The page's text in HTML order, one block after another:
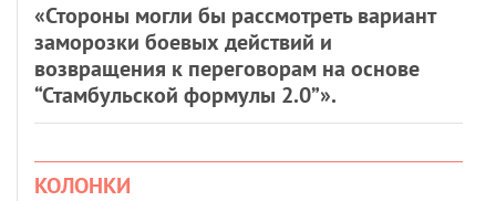
«Стороны могли бы рассмотреть вариант
заморозки боевых действий и
возвращения к переговорам на основе
“Стамбульской формулы 2.0”».
КОЛОНКИ